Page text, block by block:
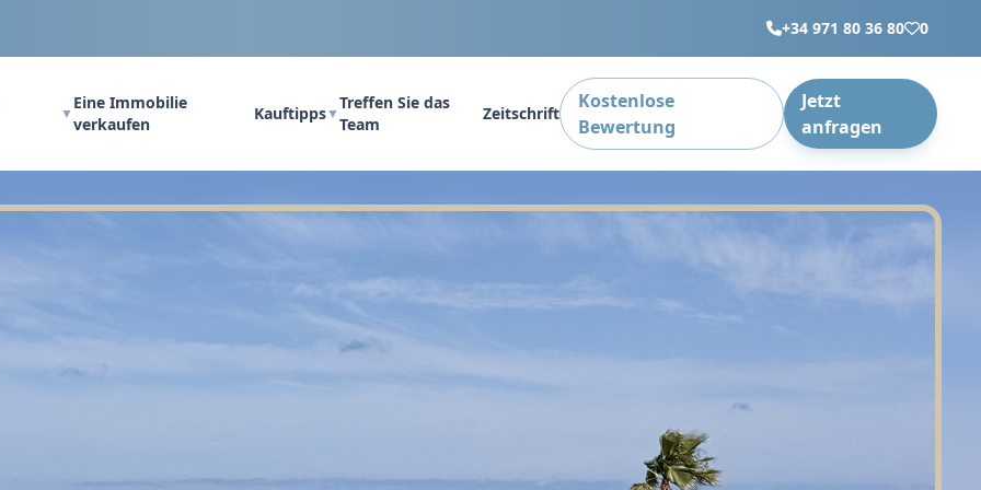
+34 971 80 36 80 0
▼
Eine Immobilie
verkaufen
Kauftipps▼
Treffen Sie das
Team
Zeitschrift
Kostenlose
Bewertung
Jetzt
anfragen